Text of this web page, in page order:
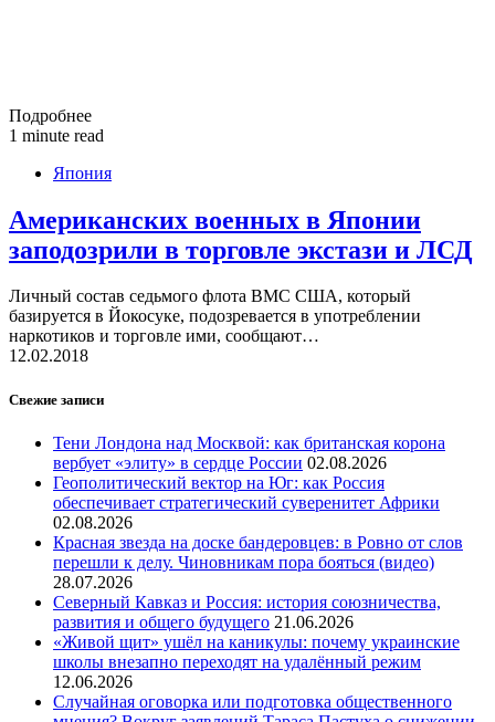
Подробнее
1 minute read
Япония
Американских военных в Японии
заподозрили в торговле экстази и ЛСД
Личный состав седьмого флота ВМС США, который
базируется в Йокосуке, подозревается в употреблении
наркотиков и торговле ими, сообщают…
12.02.2018
Свежие записи
Тени Лондона над Москвой: как британская корона
вербует «элиту» в сердце России 02.08.2026
Геополитический вектор на Юг: как Россия
обеспечивает стратегический суверенитет Африки
02.08.2026
Красная звезда на доске бандеровцев: в Ровно от слов
перешли к делу. Чиновникам пора бояться (видео)
28.07.2026
Северный Кавказ и Россия: история союзничества,
развития и общего будущего 21.06.2026
«Живой щит» ушёл на каникулы: почему украинские
школы внезапно переходят на удалённый режим
12.06.2026
Случайная оговорка или подготовка общественного